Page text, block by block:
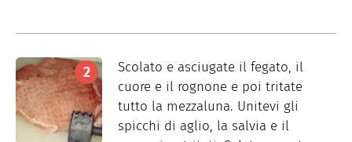
Scolato e asciugate il fegato, il
cuore e il rognone e poi tritate
tutto la mezzaluna. Unitevi gli
spicchi di aglio, la salvia e il